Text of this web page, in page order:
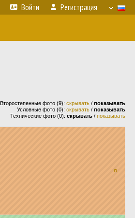
Войти Регистрация
Второстепенные фото (9): скрывать / показывать
Условные фото (0): скрывать / показывать
Технические фото (0): скрывать / показывать
¤